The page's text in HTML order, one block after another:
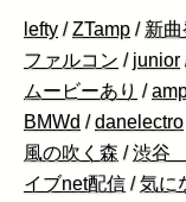
lefty /ZTamp / 新
ファルコン / junior
ムービーあり /
BMWd /danelectro
風の吹く森 /渋谷
イブnet配信 /気